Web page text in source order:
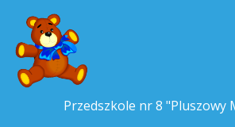
Przedszkole nr 8 "Pluszowy